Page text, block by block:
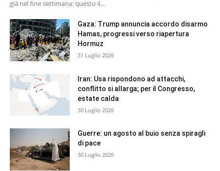
già nel fine settimana: questo il...
Gaza: Trump annuncia accordo disarmo
Hamas, progressi verso riapertura
Hormuz
31 Luglio 2026
Iran: Usa rispondono ad attacchi,
conflitto si allarga; per il Congresso,
estate calda
30 Luglio 2026
Guerre: un agosto al buio senza spiragli
di pace
30 Luglio 2026